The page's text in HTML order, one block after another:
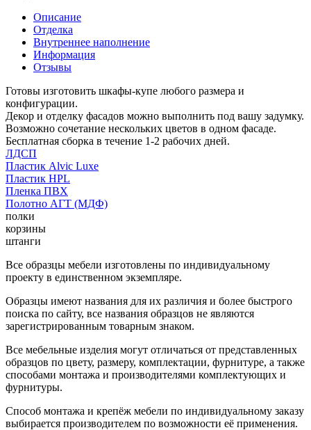
Описание
Отделка
Внутреннее наполнение
Информация
Отзывы
Готовы изготовить шкафы-купе любого размера и
конфигурации.
Декор и отделку фасадов можно выполнить под вашу задумку.
Возможно сочетание нескольких цветов в одном фасаде.
Бесплатная сборка в течение 1-2 рабочих дней.
ЛДСП
Пластик Alvic Luxe
Пластик HPL
Пленка ПВХ
Полотно АГТ (МДФ)
полки
корзины
штанги
Все образцы мебели изготовлены по индивидуальному
проекту в единственном экземпляре.
Образцы имеют названия для их различия и более быстрого
поиска по сайту, все названия образцов не являются
зарегистрированным товарным знаком.
Все мебельные изделия могут отличаться от представленных
образцов по цвету, размеру, комплектации, фурнитуре, а также
способами монтажа и производителями комплектующих и
фурнитуры.
Способ монтажа и крепёж мебели по индивидуальному заказу
выбирается производителем по возможности её применения.